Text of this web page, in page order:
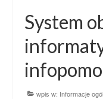
Kontakt
System
wpis w: Informacje